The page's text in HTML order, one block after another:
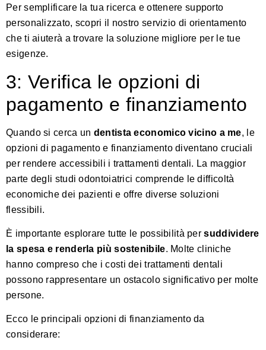
Per semplificare la tua ricerca e ottenere supporto
personalizzato, scopri il nostro servizio di orientamento
che ti aiuterà a trovare la soluzione migliore per le tue
esigenze.
3: Verifica le opzioni di
pagamento e finanziamento
Quando si cerca un dentista economico vicino a me, le
opzioni di pagamento e finanziamento diventano cruciali
per rendere accessibili i trattamenti dentali. La maggior
parte degli studi odontoiatrici comprende le difficoltà
economiche dei pazienti e offre diverse soluzioni
flessibili.
È importante esplorare tutte le possibilità persuddividere
la spesa e renderla più sostenibile. Molte cliniche
hanno compreso che i costi dei trattamenti dentali
possono rappresentare un ostacolo significativo per molte
persone.
Ecco le principali opzioni di finanziamento da
considerare: